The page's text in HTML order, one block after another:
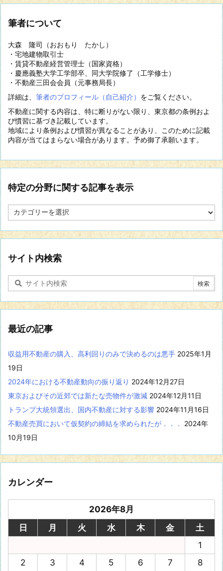
筆者について
大森 隆司（おおもり たかし）
・宅地建物取引士
・賃貸不動産経営管理士（国家資格）
・慶應義塾大学工学部卒、同大学院修了（工学修士）
・不動産三田会会員（元事務局長）
詳細は、 筆者のプロフィール（自己紹介） をご覧ください。
不動産に関する内容は、特に断りがない限り、東京都の条例およ
び慣習に基づき記載しています。
地域により条例および慣習が異なることがあり、このために記載
内容が当てはまらない場合があります。予め御了承願います。
特定の分野に関する記事を表示
定
分
に
関
す
記
事
を
示
サイト内検索
最近の記事
収益用不動産の購入、高利回りのみで決めるのは悪手 2025年1月
19日
2024年における不動産動向の振り返り 2024年12月27日
東京およびその近郊では新たな売物件が激減 2024年12月11日
トランプ大統領選出、国内不動産に対する影響 2024年11月16日
不動産売買において仮契約の締結を求められたが．．．
2024年
10月19日
カレンダー
2026年8月
日
月 火 水 木 金
土
1
2
3 4 5 6 7
8